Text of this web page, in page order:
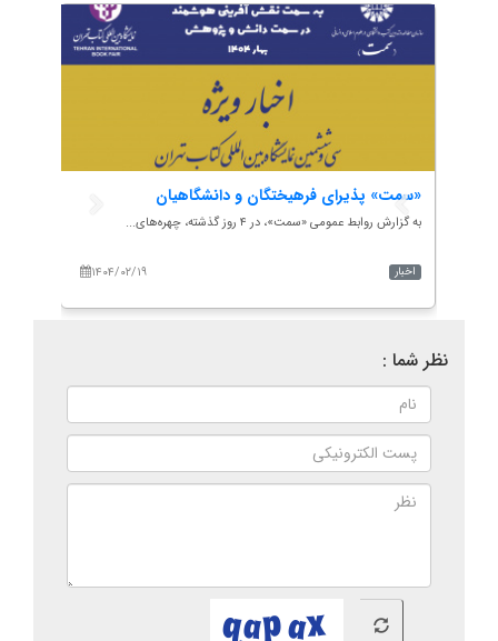
«سمت» پذیرای فرهیختگان و دانشگاهیان
به گزارش روابط عمومی «سمت»، در ۴ روز گذشته، چهره‌های...
۱۴۰۴/۰۲/۱۹ اخبار
نظر شما :